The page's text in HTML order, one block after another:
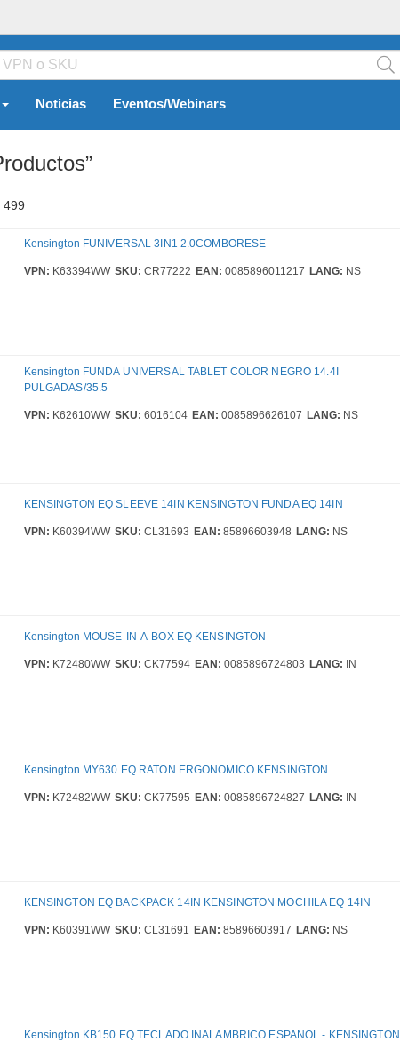
Noticias Eventos/Webinars
Kensington FUNIVERSAL 3IN1 2.0COMBORESE
VPN: K63394WW SKU: CR77222 EAN: 0085896011217 LANG: NS
Kensington FUNDA UNIVERSAL TABLET COLOR NEGRO 14.4I
PULGADAS/35.5
VPN: K62610WW SKU: 6016104 EAN: 0085896626107 LANG: NS
KENSINGTON EQ SLEEVE 14IN KENSINGTON FUNDA EQ 14IN
VPN: K60394WW SKU: CL31693 EAN: 85896603948 LANG: NS
Kensington MOUSE-IN-A-BOX EQ KENSINGTON
VPN: K72480WW SKU: CK77594 EAN: 0085896724803 LANG: IN
Kensington MY630 EQ RATON ERGONOMICO KENSINGTON
VPN: K72482WW SKU: CK77595 EAN: 0085896724827 LANG: IN
KENSINGTON EQ BACKPACK 14IN KENSINGTON MOCHILA EQ 14IN
VPN: K60391WW SKU: CL31691 EAN: 85896603917 LANG: NS
Kensington KB150 EQ TECLADO INALAMBRICO ESPANOL - KENSINGTON